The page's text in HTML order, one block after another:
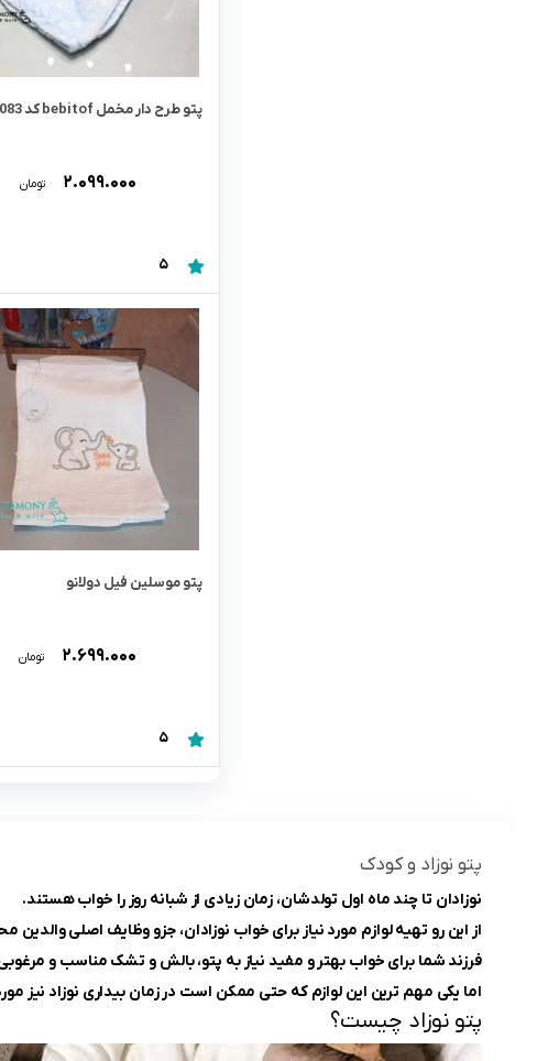
پتو طرح دار مخمل bebitof كد 95083
۲.۰۹۹.۰۰۰ تومان
5
پتو موسلین فیل دولانو
۲.۶۹۹.۰۰۰ تومان
5
پتو نوزاد و کودک
نوزادان تا چند ماه اول تولدشان، زمان زیادی از شبانه روز را خواب هستند.
از این رو تهیه لوازم مورد نیاز برای خواب نوزادان، جزو وظایف اصلی
فرزند شما برای خواب بهتر و مفید نیاز به پتو، بالش و تشک مناسب و
اما یکی مهم ترین این لوازم که حتی ممکن است در زمان بیداری نوزاد نیز
پتو نوزاد چیست؟